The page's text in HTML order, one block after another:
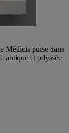
Médicis puise dans
antique et odyssée